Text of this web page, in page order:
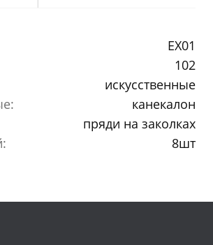
EX01
102
искусственные
канекалон
пряди на заколках
8шт